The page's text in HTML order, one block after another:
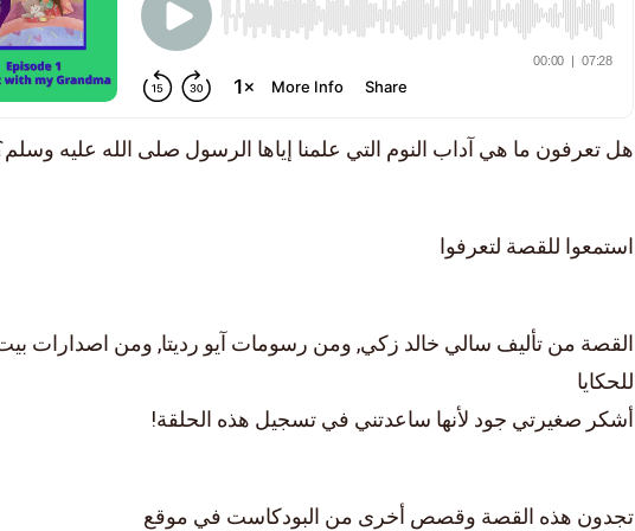
هل تعرفون ما هي آداب النوم التي علمنا إياها الرسول صلى الله عليه
استمعوا للقصة لتعرفوا
القصة من تأليف سالي خالد زكي, ومن رسومات آيو رديتا, ومن اصدارات
للحكايا
أشكر صغيرتي جود لأنها ساعدتني في تسجيل هذه الحلقة!
تجدون هذه القصة وقصص أخرى من البودكاست في موقع